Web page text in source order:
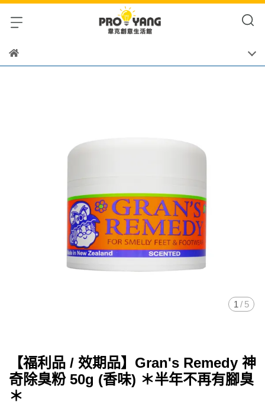
1 / 5
【福利品 / 效期品】Gran's Remedy 神
奇除臭粉 50g (香味) ＊半年不再有腳臭
＊